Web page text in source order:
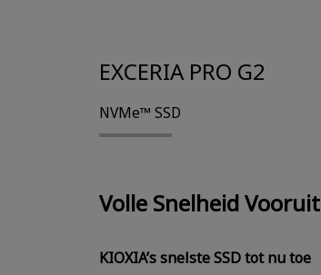
EXCERIA PRO G2
NVMe™ SSD
Volle Snelheid Vooruit
KIOXIA’s snelste SSD tot nu toe